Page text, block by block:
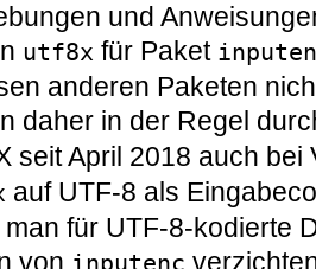
und
utf8x für Paket
anderen Paketen
daher in der Regel
seit April 2018 auch
auf UTF-8 als
für UTF-8-kodierte
von